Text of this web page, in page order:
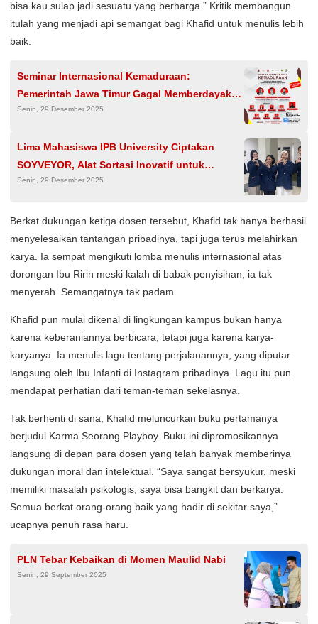
bisa kau sulap jadi sesuatu yang berharga.” Kritik membangun
itulah yang menjadi api semangat bagi Khafid untuk menulis lebih
baik.
Seminar Internasional Kemaduraan:
Pemerintah Jawa Timur Gagal Memberdayakan
SDM di Madura
Senin, 29 Desember 2025
Lima Mahasiswa IPB University Ciptakan
SOYVEYOR, Alat Sortasi Inovatif untuk
Optimalkan Produksi Tempe UMKM
Senin, 29 Desember 2025
Berkat dukungan ketiga dosen tersebut, Khafid tak hanya berhasil
menyelesaikan tantangan pribadinya, tapi juga terus melahirkan
karya. Ia sempat mengikuti lomba menulis internasional atas
dorongan Ibu Ririn meski kalah di babak penyisihan, ia tak
menyerah. Semangatnya tak padam.
Khafid pun mulai dikenal di lingkungan kampus bukan hanya
karena keberaniannya berbicara, tetapi juga karena karya-
karyanya. Ia menulis lagu tentang perjalanannya, yang diputar
langsung oleh Ibu Infanti di Instagram pribadinya. Lagu itu pun
mendapat perhatian dari teman-teman sekelasnya.
Tak berhenti di sana, Khafid meluncurkan buku pertamanya
berjudul Karma Seorang Playboy. Buku ini dipromosikannya
langsung di depan para dosen yang telah banyak memberinya
dukungan moral dan intelektual. “Saya sangat bersyukur, meski
memiliki masalah psikologis, saya bisa bangkit dan berkarya.
Semua berkat orang-orang baik yang hadir di sekitar saya,”
ucapnya penuh rasa haru.
PLN Tebar Kebaikan di Momen Maulid Nabi
Senin, 29 September 2025